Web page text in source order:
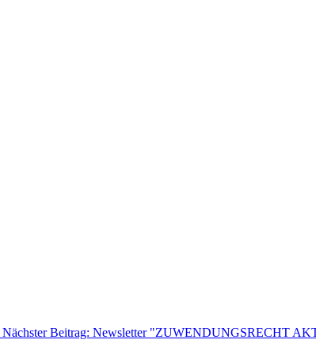
Nächster Beitrag: Newsletter "ZUWENDUNGSRECHT